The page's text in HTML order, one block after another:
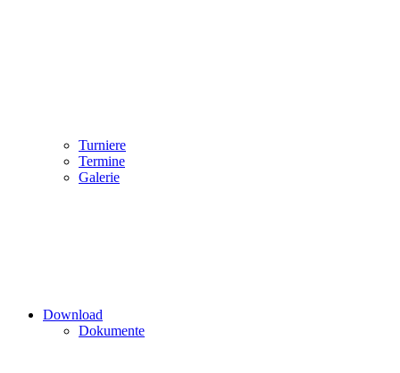
Turniere
Termine
Galerie
Download
Dokumente